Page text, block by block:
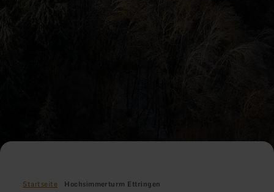
Startseite Hochsimmerturm Ettringen